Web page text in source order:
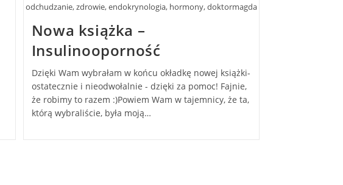
odchudzanie, zdrowie, endokrynologia, hormony, doktormagda
Nowa książka –
Insulinooporność
Dzięki Wam wybrałam w końcu okładkę nowej książki-
ostatecznie i nieodwołalnie - dzięki za pomoc! Fajnie,
że robimy to razem :)Powiem Wam w tajemnicy, że ta,
którą wybraliście, była moją…